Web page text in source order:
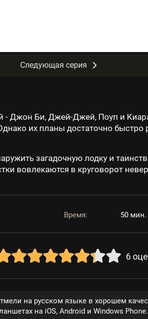
Следующая серия
- Джон Би, Джей-Джей, Поуп и
их планы достаточно быстро
загадочную лодку и
вовлекаются в круговорот
Время: 50 мин.
6
на русском языке в хорошем
на iOS, Android и Windows Phone.